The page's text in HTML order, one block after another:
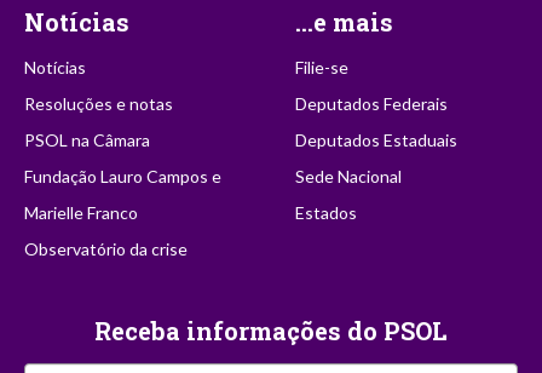
Notícias
Notícias
Resoluções e notas
PSOL na Câmara
Fundação Lauro Campos e
Marielle Franco
Observatório da crise
...e mais
Filie-se
Deputados Federais
Deputados Estaduais
Sede Nacional
Estados
Receba informações do PSOL